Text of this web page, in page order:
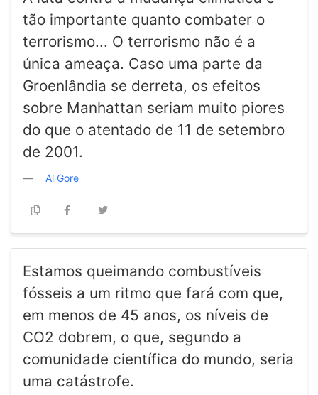
tão importante quanto combater o
terrorismo... O terrorismo não é a
única ameaça. Caso uma parte da
Groenlândia se derreta, os efeitos
sobre Manhattan seriam muito piores
do que o atentado de 11 de setembro
de 2001.
Al Gore
Estamos queimando combustíveis
fósseis a um ritmo que fará com que,
em menos de 45 anos, os níveis de
CO2 dobrem, o que, segundo a
comunidade científica do mundo, seria
uma catástrofe.